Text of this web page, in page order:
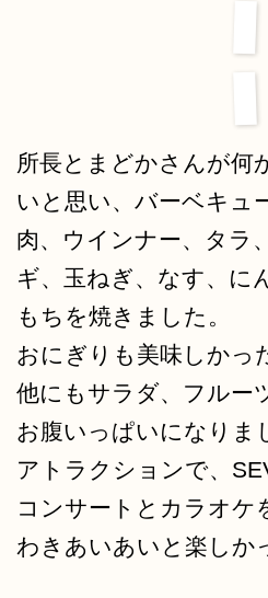
所長とまどかさんが何
いと思い、 バーベキュ
肉、ウインナー、タラ
ギ、玉ねぎ、なす、に
もちを焼きました。
おにぎりも美味しかっ
他にも サラダ、フルー
お腹いっぱいになりま
アトラクションで、
コンサートとカラオケ
わきあいあいと楽しか